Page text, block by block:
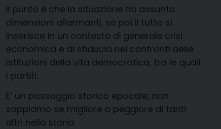
Il punto è che la situazione ha assunto
dimensioni allarmanti, se poi il tutto si
inserisce in un contesto di generale crisi
economica e di sfiducia nei confronti delle
istituzioni della vita democratica, tra le quali
i partiti.
E’ un passaggio storico epocale, non
sappiamo se migliore o peggiore di tanti
altri nella storia.